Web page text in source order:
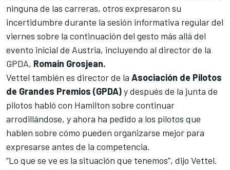
ninguna de las carreras, otros expresaron su
incertidumbre durante la sesión informativa regular del
viernes sobre la continuación del gesto más allá del
evento inicial de Austria, incluyendo al director de la
GPDA, Romain Grosjean.
Vettel también es director de la Asociación de Pilotos
de Grandes Premios (GPDA)y después de la junta de
pilotos habló con Hamilton sobre continuar
arrodillándose, y ahora ha pedido a los pilotos que
hablen sobre cómo pueden organizarse mejor para
expresarse antes de la competencia.
“Lo que se ve es la situación que tenemos”, dijo Vettel.